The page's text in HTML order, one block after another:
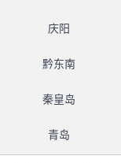
庆阳
黔东南
秦皇岛
青岛